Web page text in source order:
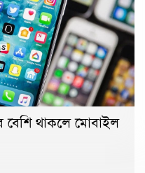
বেশি থাকলে মোবাইল